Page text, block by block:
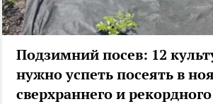
Подзимний посев: 12
нужно успеть посеять в
сверхраннего и